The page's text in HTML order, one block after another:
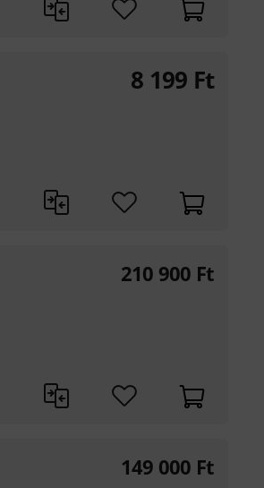
8 199 Ft
210 900 Ft
149 000 Ft